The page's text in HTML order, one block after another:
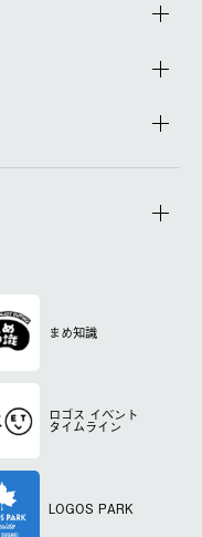
まめ知識
ロゴス イベント
タイムライン
LOGOS PARK